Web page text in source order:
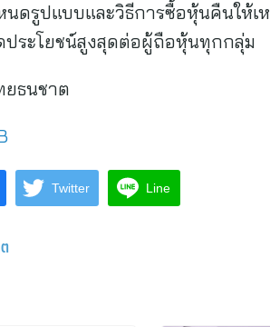
ดรูปแบบและวิธีการซื้อหุ้นคืนให้เ
ประโยชน์สูงสุดต่อผู้ถือหุ้นทุกกลุ่ม
ยธนชาต
Twitter Line